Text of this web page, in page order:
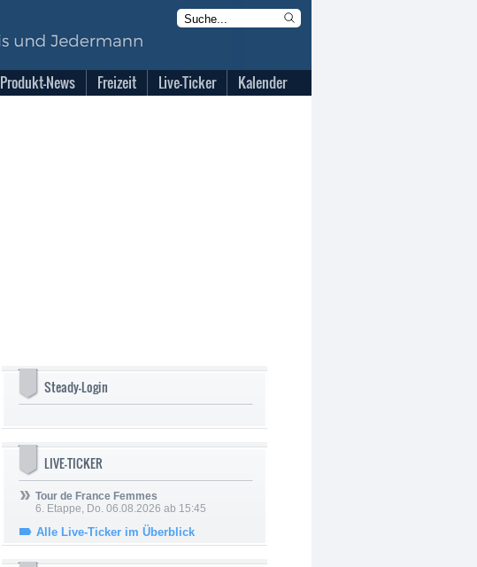
Produkt-News Freizeit Live-Ticker Kalender
Steady-Login
LIVE-TICKER
Tour de France Femmes
6. Etappe, Do. 06.08.2026 ab 15:45
Alle Live-Ticker im Überblick